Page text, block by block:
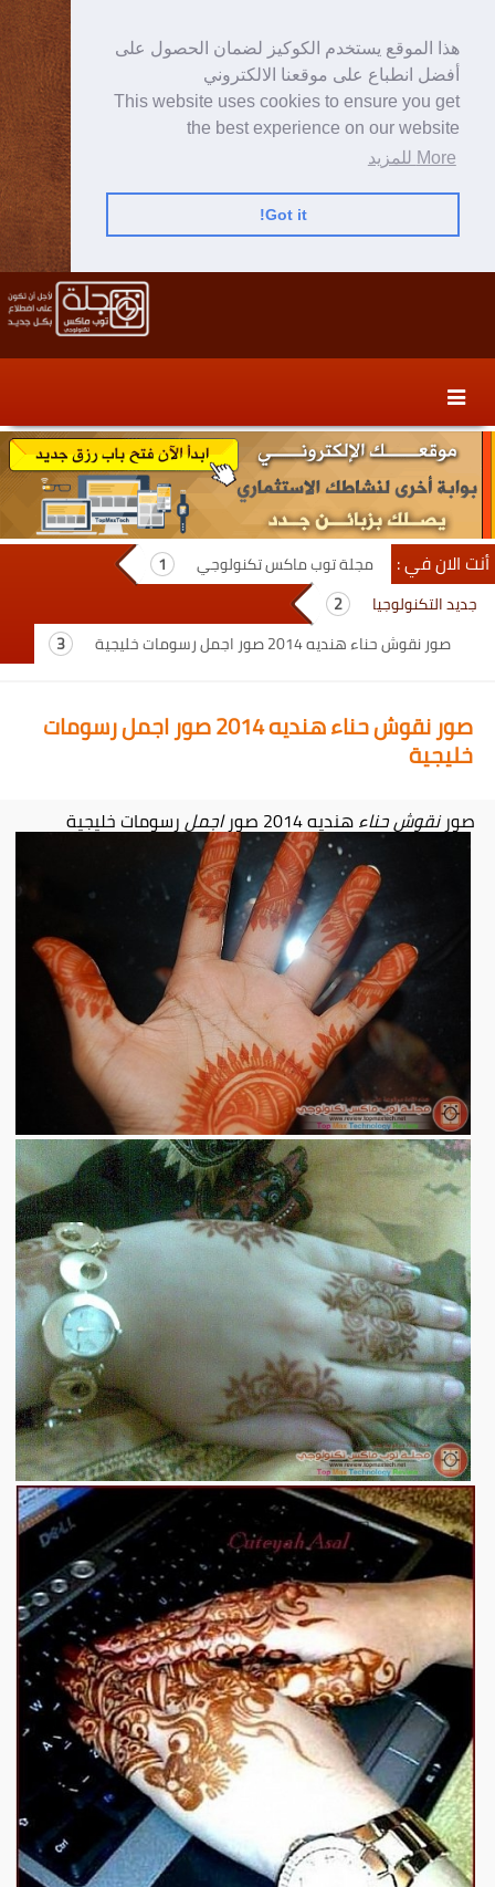
هذا الموقع يستخدم الكوكيز لضمان الحصول على
أفضل انطباع على موقعنا الالكتروني
This website uses cookies to ensure you get
the best experience on our website
More للمزيد
Got it!
content
secondary
content
أنت الان في :
مجلة توب ماكس تكنولوجي
جديد التكنولوجيا
صور نقوش حناء هنديه 2014 صور اجمل رسومات خليجية
صور نقوش حناء هنديه 2014 صور اجمل رسومات
خليجية
صورنقوش حناءهنديه 2014 صور اجملرسومات خليجية